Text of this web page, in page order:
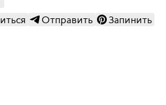
Отправить Запинить